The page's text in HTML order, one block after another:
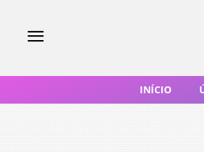
INÍCIO